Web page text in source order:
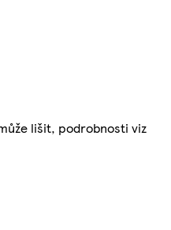
lišit, podrobnosti viz